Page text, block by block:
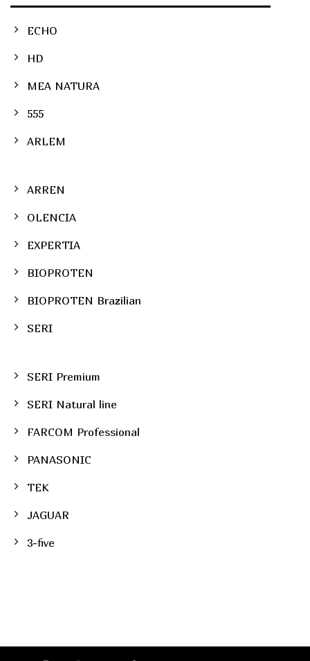
ECHO
HD
MEA NATURA
555
ARLEM
ARREN
OLENCIA
EXPERTIA
BIOPROTEN
BIOPROTEN Brazilian
SERI
SERI Premium
SERI Natural line
FARCOM Professional
PANASONIC
TEK
JAGUAR
3-five